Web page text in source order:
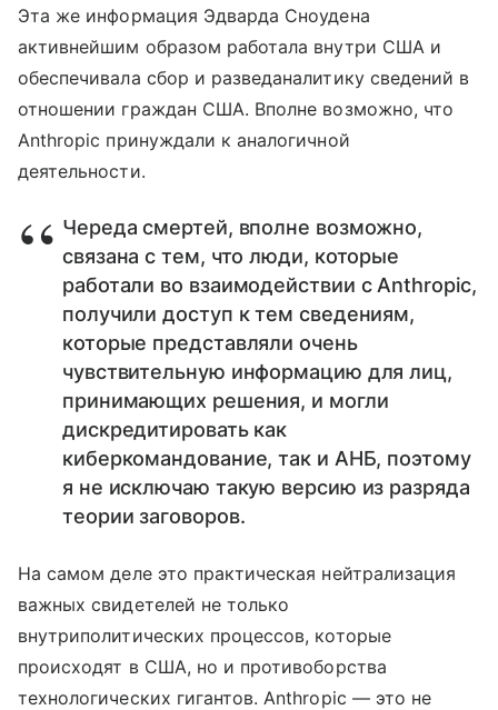
Эта же информация Эдварда Сноудена
активнейшим образом работала внутри США и
обеспечивала сбор и разведаналитику сведений в
отношении граждан США. Вполне возможно, что
Anthropic принуждали к аналогичной
деятельности.
Череда смертей, вполне возможно,
связана с тем, что люди, которые
работали во взаимодействии с Anthropic,
получили доступ к тем сведениям,
которые представляли очень
чувствительную информацию для лиц,
принимающих решения, и могли
дискредитировать как
киберкомандование, так и АНБ, поэтому
я не исключаю такую версию из разряда
теории заговоров.
На самом деле это практическая нейтрализация
важных свидетелей не только
внутриполитических процессов, которые
происходят в США, но и противоборства
технологических гигантов. Anthropic — это не